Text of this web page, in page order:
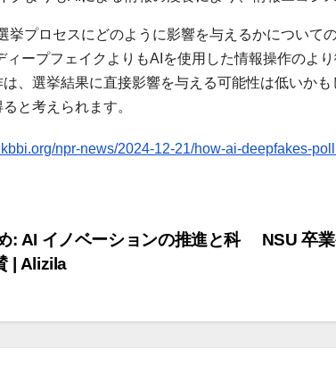
挙プロセスにどのように影響を与えるかについて
ィープフェイクよりもAIを使用した情報操作のよ
、選挙結果に直接影響を与える可能性は低いか
と考えられます。
npr-news/2024-12-21/how-ai-deepfakes-
NSU 卒
: AI イノベーションの推進と科
| Alizila